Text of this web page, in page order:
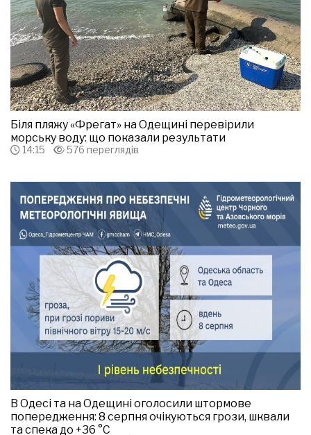
Біля пляжу «Фрегат» на Одещині перевірили
морську воду: що показали результати
14:15 576 переглядів
В Одесі та на Одещині оголосили штормове
попередження: 8 серпня очікуються грози, шквали
та спека до +36 °С